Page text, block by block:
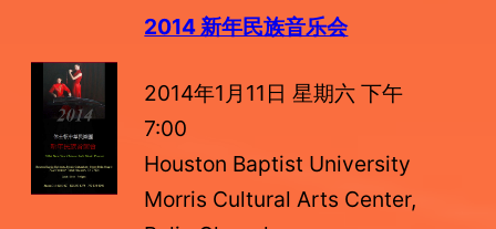
2014 新年民族音乐会
2014年1月11日 星期六 下午
7:00
Houston Baptist University
Morris Cultural Arts Center,